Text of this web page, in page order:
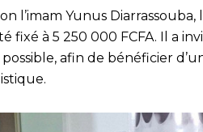
l’imam Yunus
fixé à 5 250 000 FCFA. Il a
afin de bénéficier